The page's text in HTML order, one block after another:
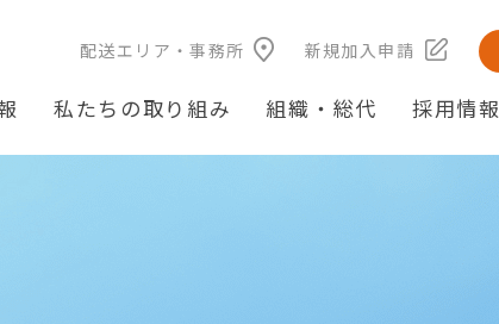
配送エリア・事務所 新規加入申請
私たちの取り組み 組織・総代 採用情報